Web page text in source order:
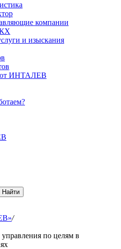
компании
и изыскания
ИНТАЛЕВ
Найти
/
по целям в